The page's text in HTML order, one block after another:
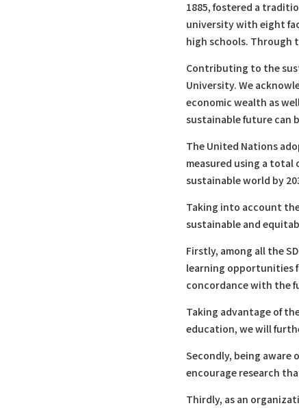
1885, fostered a
university with eight
high schools. Through
Contributing to the
University. We
economic wealth as
sustainable future can
The United Nations
measured using a total
sustainable world by
Taking into account
sustainable and
Firstly, among all the
learning opportunities
concordance with the
Taking advantage of
education, we will
Secondly, being aware
encourage research
Thirdly, as an